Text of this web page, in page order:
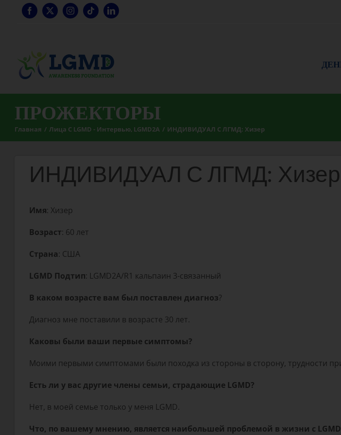
Перейти
ПРОЖЕКТОРЫ
Главная Лица С LGMD - Интервью LGMD2A ИНДИВИДУАЛ С ЛГМД: Хизер
ИНДИВИДУАЛ С ЛГМД: Хизер
Имя: Хизер
Возраст: 60 лет
Страна: США
LGMD Подтип: LGMD2A/R1 кальпаин 3-связанный
В каком возрасте вам был поставлен диагноз?
Диагноз мне поставили в возрасте 30 лет.
Каковы были ваши первые симптомы?
Моими первыми симптомами были походка из стороны в сторону, трудности
Есть ли у вас другие члены семьи, страдающие LGMD?
Нет, в моей семье только у меня LGMD.
Что, по вашему мнению, является наибольшей проблемой в жизни с LGMD